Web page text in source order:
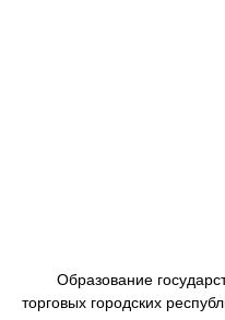
Образование
торговых городских